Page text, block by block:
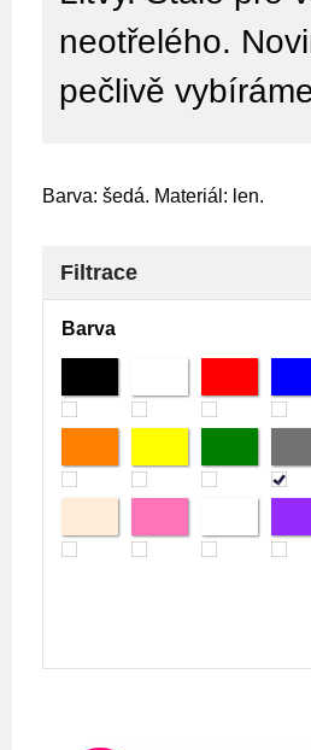
neotřelého.
pečlivě
Barva: šedá. Materiál: len.
Filtrace
Barva